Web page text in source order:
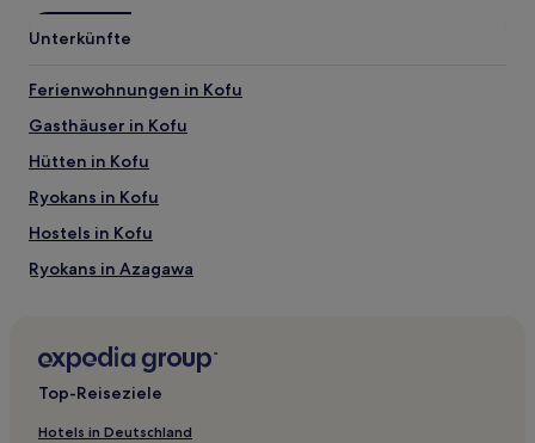
zusätzliche
Bedingungen
gelten.
Unterkünfte
Ferienwohnungen in Kofu
Gasthäuser in Kofu
Hütten in Kofu
Ryokans in Kofu
Hostels in Kofu
Ryokans in Azagawa
Hostels in Fujiyoshida
Top-Reiseziele
Hotels in Deutschland